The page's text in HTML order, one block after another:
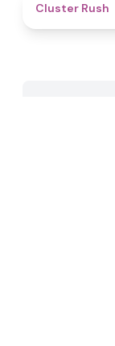
Cluster Rush